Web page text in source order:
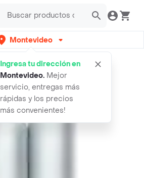
Montevideo
Ingresa tu dirección en
Montevideo. Mejor
servicio, entregas más
rápidas y los precios
más convenientes!